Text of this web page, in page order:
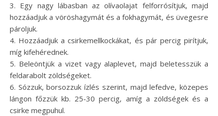
3. Egy nagy lábasban az olívaolajat felforrósítjuk, majd
hozzáadjuk a vöröshagymát és a fokhagymát, és üvegesre
pároljuk.
4. Hozzáadjuk a csirkemellkockákat, és pár percig pirítjuk,
míg kifehérednek.
5. Beleöntjük a vizet vagy alaplevet, majd beletesszük a
feldarabolt zöldségeket.
6. Sózzuk, borsozzuk ízlés szerint, majd lefedve, közepes
lángon főzzük kb. 25-30 percig, amíg a zöldségek és a
csirke megpuhul.